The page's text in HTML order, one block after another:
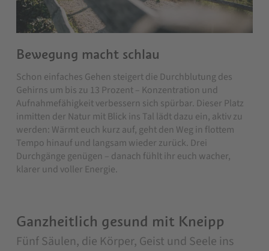
Bewegung macht schlau
Schon einfaches Gehen steigert die Durchblutung des
Gehirns um bis zu 13 Prozent – Konzentration und
Aufnahmefähigkeit verbessern sich spürbar. Dieser Platz
inmitten der Natur mit Blick ins Tal lädt dazu ein, aktiv zu
werden: Wärmt euch kurz auf, geht den Weg in flottem
Tempo hinauf und langsam wieder zurück. Drei
Durchgänge genügen – danach fühlt ihr euch wacher,
klarer und voller Energie.
Ganzheitlich gesund mit Kneipp
Fünf Säulen, die Körper, Geist und Seele ins